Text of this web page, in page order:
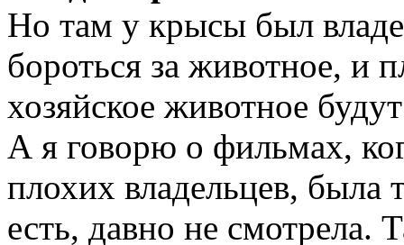
Но там у крысы был
бороться за животное, и
хозяйское животное
А я говорю о фильмах,
плохих владельцев, была
есть, давно не смотрела.